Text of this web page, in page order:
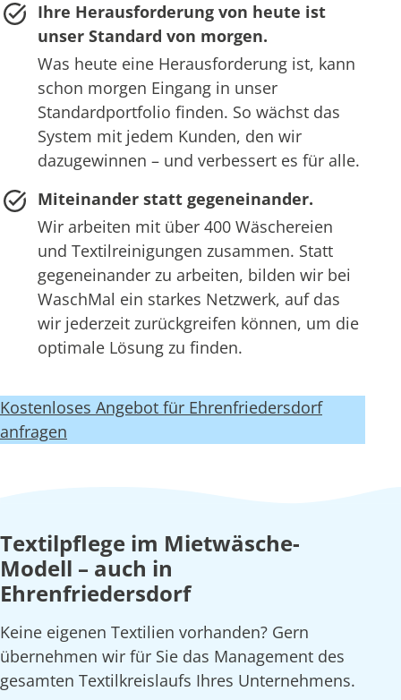
Ihre Herausforderung von heute ist
unser Standard von morgen.
Was heute eine Herausforderung ist, kann
schon morgen Eingang in unser
Standardportfolio finden. So wächst das
System mit jedem Kunden, den wir
dazugewinnen – und verbessert es für alle.
Miteinander statt gegeneinander.
Wir arbeiten mit über 400 Wäschereien
und Textilreinigungen zusammen. Statt
gegeneinander zu arbeiten, bilden wir bei
WaschMal ein starkes Netzwerk, auf das
wir jederzeit zurückgreifen können, um die
optimale Lösung zu finden.
Kostenloses Angebot für Ehrenfriedersdorf
anfragen
Textilpflege im Mietwäsche-
Modell – auch in
Ehrenfriedersdorf
Keine eigenen Textilien vorhanden? Gern
übernehmen wir für Sie das Management des
gesamten Textilkreislaufs Ihres Unternehmens.